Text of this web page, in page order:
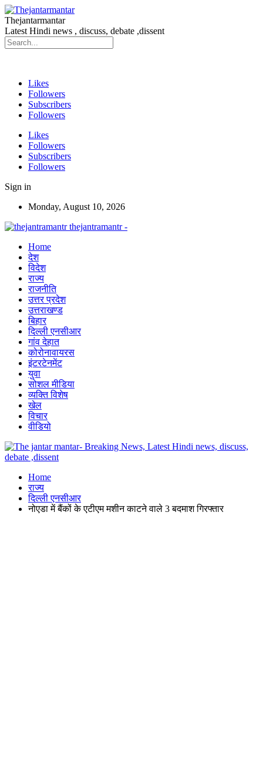
Thejantarmantar
Latest Hindi news , discuss, debate ,dissent
Likes
Followers
Subscribers
Followers
Likes
Followers
Subscribers
Followers
Sign in
Monday, August 10, 2026
thejantramantr -
Home
देश
विदेश
राज्य
राजनीति
उत्तर प्रदेश
उत्तराखण्ड
बिहार
दिल्ली एनसीआर
गांव देहात
कोरोनावायरस
इंटरटेनमेंट
युवा
सोशल मीडिया
व्यक्ति विशेष
खेल
विचार
वीडियो
Home
राज्य
दिल्ली एनसीआर
नोएडा में बैंकों के एटीएम मशीन काटने वाले 3 बदमाश गिरफ्तार